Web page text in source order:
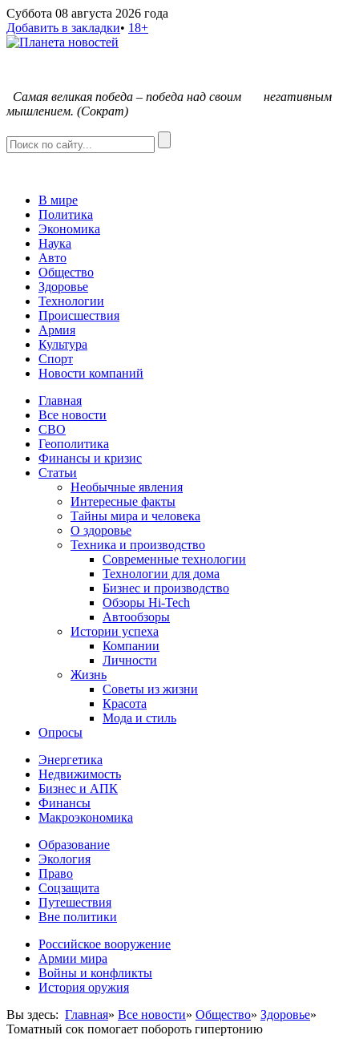
Суббота 08 августа 2026 года
Добавить в закладки• 18+
Самая великая победа – победа над своим негативным
мышлением. (Сократ)
В мире
Политика
Экономика
Наука
Авто
Общество
Здоровье
Технологии
Происшествия
Армия
Культура
Спорт
Новости компаний
Главная
Все новости
СВО
Геополитика
Финансы и кризис
Статьи
Необычные явления
Интересные факты
Тайны мира и человека
О здоровье
Техника и производство
Современные технологии
Технологии для дома
Бизнес и производство
Обзоры Hi-Tech
Автообзоры
Истории успеха
Компании
Личности
Жизнь
Советы из жизни
Красота
Мода и стиль
Опросы
Энергетика
Недвижимость
Бизнес и АПК
Финансы
Макроэкономика
Образование
Экология
Право
Соцзащита
Путешествия
Вне политики
Российское вооружение
Армии мира
Войны и конфликты
История оружия
Вы здесь: Главная» Все новости» Общество» Здоровье»
Томатный сок помогает побороть гипертонию